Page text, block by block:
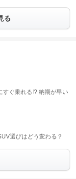
る
すぐ乗れる!? 納期が早い
選びはどう変わる？